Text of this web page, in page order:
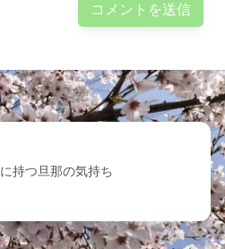
持つ旦那の気持ち